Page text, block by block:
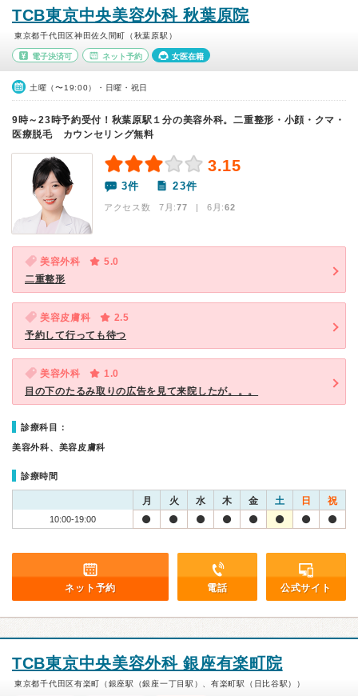
TCB東京中央美容外科 秋葉原院
東京都千代田区神田佐久間町（秋葉原駅）
電子決済可 ネット予約 女医在籍
土曜（〜19:00）・日曜・祝日
9時～23時予約受付！秋葉原駅１分の美容外科。二重整形・小顔・クマ・
医療脱毛 カウンセリング無料
3.15
3件 23件
アクセス数 7月:77 | 6月:62
美容外科
5.0
二重整形
美容皮膚科
2.5
予約して行っても待つ
美容外科
1.0
目の下のたるみ取りの広告を見て来院したが。。。
診療科目：
美容外科、美容皮膚科
診療時間
月 火 水 木 金 土 日 祝
10:00-19:00
ネット予約 電話 公式サイト
TCB東京中央美容外科 銀座有楽町院
東京都千代田区有楽町（銀座駅（銀座一丁目駅）、有楽町駅（日比谷駅））